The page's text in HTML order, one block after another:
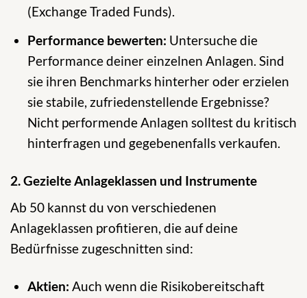
(Exchange Traded Funds).
Performance bewerten: Untersuche die
Performance deiner einzelnen Anlagen. Sind
sie ihren Benchmarks hinterher oder erzielen
sie stabile, zufriedenstellende Ergebnisse?
Nicht performende Anlagen solltest du kritisch
hinterfragen und gegebenenfalls verkaufen.
2. Gezielte Anlageklassen und Instrumente
Ab 50 kannst du von verschiedenen
Anlageklassen profitieren, die auf deine
Bedürfnisse zugeschnitten sind:
Aktien: Auch wenn die Risikobereitschaft